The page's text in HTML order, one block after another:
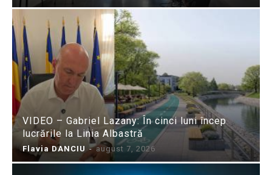
VIDEO – Gabriel Lazany: În cinci luni încep
lucrările la Linia Albastră
Flavia DANCIU - august 7, 2026